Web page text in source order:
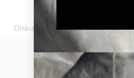
Diskuze